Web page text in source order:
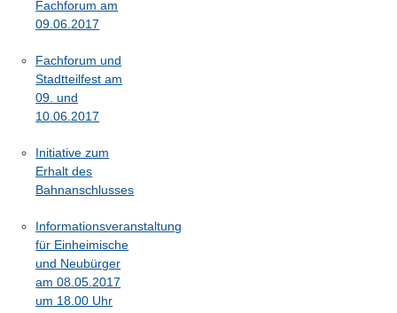
Fachforum am
09.06.2017
Fachforum und
Stadtteilfest am
09. und
10.06.2017
Initiative zum
Erhalt des
Bahnanschlusses
Informationsveranstaltung
für Einheimische
und Neubürger
am 08.05.2017
um 18.00 Uhr